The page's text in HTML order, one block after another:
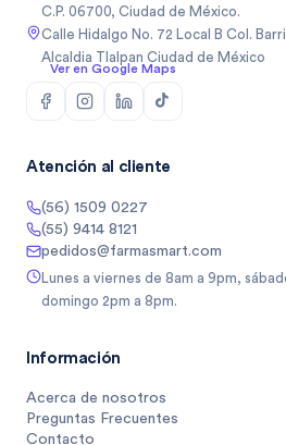
C.P. 06700, Ciudad de México.
Calle Hidalgo No. 72 Local B Col.
Alcaldia Tlalpan Ciudad de México
Ver en Google Maps
Atención al cliente
(56) 1509 0227
(55) 9414 8121
pedidos@farmasmart.com
Lunes a viernes de 8am a 9pm,
domingo 2pm a 8pm.
Información
Acerca de nosotros
Preguntas Frecuentes
Contacto